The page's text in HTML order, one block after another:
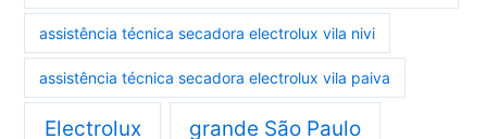
assistência técnica secadora electrolux vila nivi
assistência técnica secadora electrolux vila paiva
Electrolux grande São Paulo